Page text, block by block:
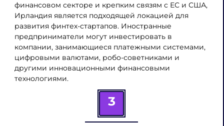
финансовом секторе и крепким связям с ЕС и США,
Ирландия является подходящей локацией для
развития финтех-стартапов. Иностранные
предприниматели могут инвестировать в
компании, занимающиеся платежными системами,
цифровыми валютами, робо-советниками и
другими инновационными финансовыми
технологиями.
3